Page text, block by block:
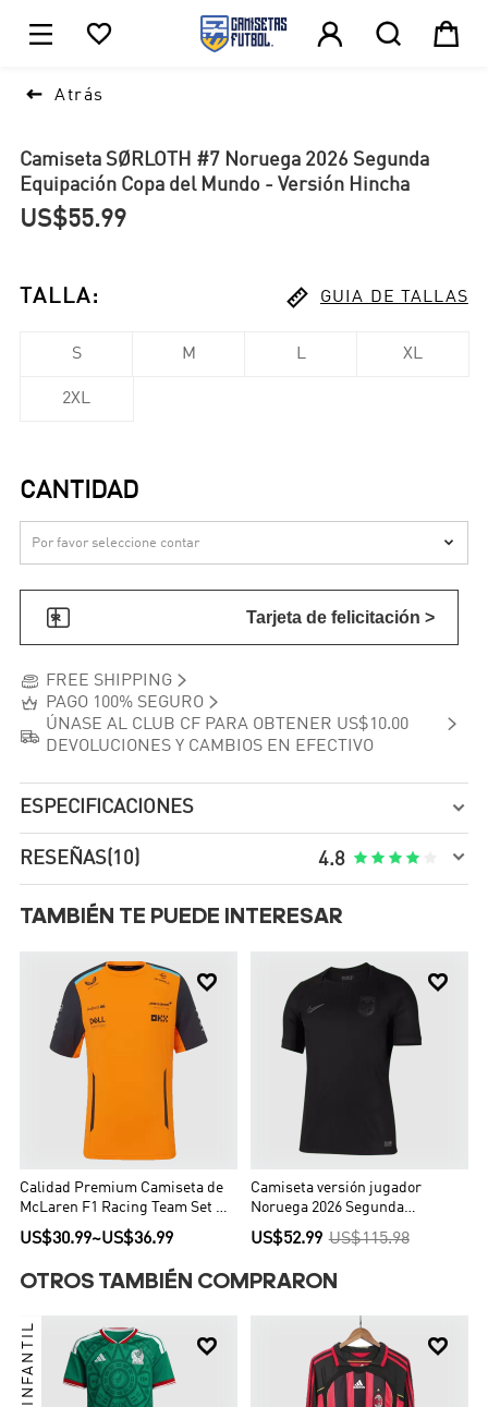
    
 Atrás
Camiseta SØRLOTH #7 Noruega 2026 Segunda
Equipación Copa del Mundo - Versión Hincha
US$55.99
TALLA:  GUIA DE TALLAS
S M L XL
2XL
CANTIDAD

 Tarjeta de felicitación >
 FREE SHIPPING

PAGO 100% SEGURO

ÚNASE AL CLUB CF PARA OBTENER US$10.00
DEVOLUCIONES Y CAMBIOS EN EFECTIVO

ESPECIFICACIONES 
RESEÑAS (10) 4.8     
TAMBIÉN TE PUEDE INTERESAR

Calidad Premium Camiseta de
McLaren F1 Racing Team Set Up
T-Shirt Orange Hombre Naranja
US$30.99~US$36.99

Camiseta versión jugador
Noruega 2026 Segunda
Equipación Copa del Mundo -
Versión Jugador
US$52.99 US$115.98
OTROS TAMBIÉN COMPRARON

INFANTIL 